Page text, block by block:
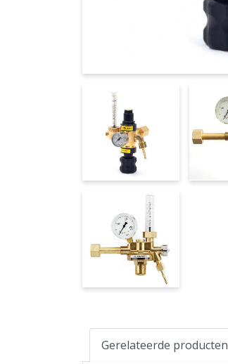
Gerelateerde producten